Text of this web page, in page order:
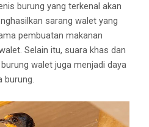
burung yang terkenal akan
sarang walet yang
pembuatan makanan
Selain itu, suara khas dan
walet juga menjadi daya
burung.